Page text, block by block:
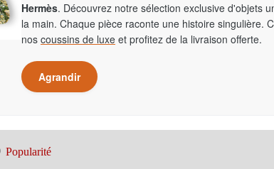
Hermès. Découvrez notre sélection exclusive d'objets
la main. Chaque pièce raconte une histoire singulière.
nos coussins de luxe et profitez de la livraison offerte.
Agrandir
Popularité